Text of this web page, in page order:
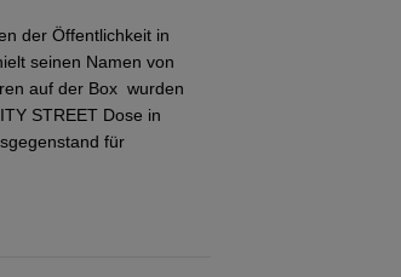
der Öffentlichkeit in
seinen Namen von
auf der Box wurden
STREET Dose in
für